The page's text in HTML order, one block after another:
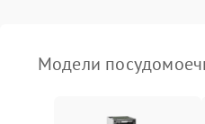
Модели